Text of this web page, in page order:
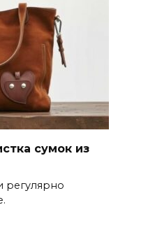
сумок из
регулярно